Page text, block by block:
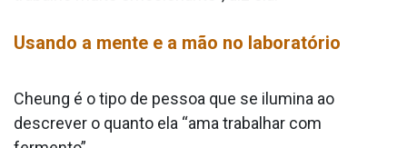
Usando a mente e a mão no laboratório
Cheung é o tipo de pessoa que se ilumina ao
descrever o quanto ela “ama trabalhar com